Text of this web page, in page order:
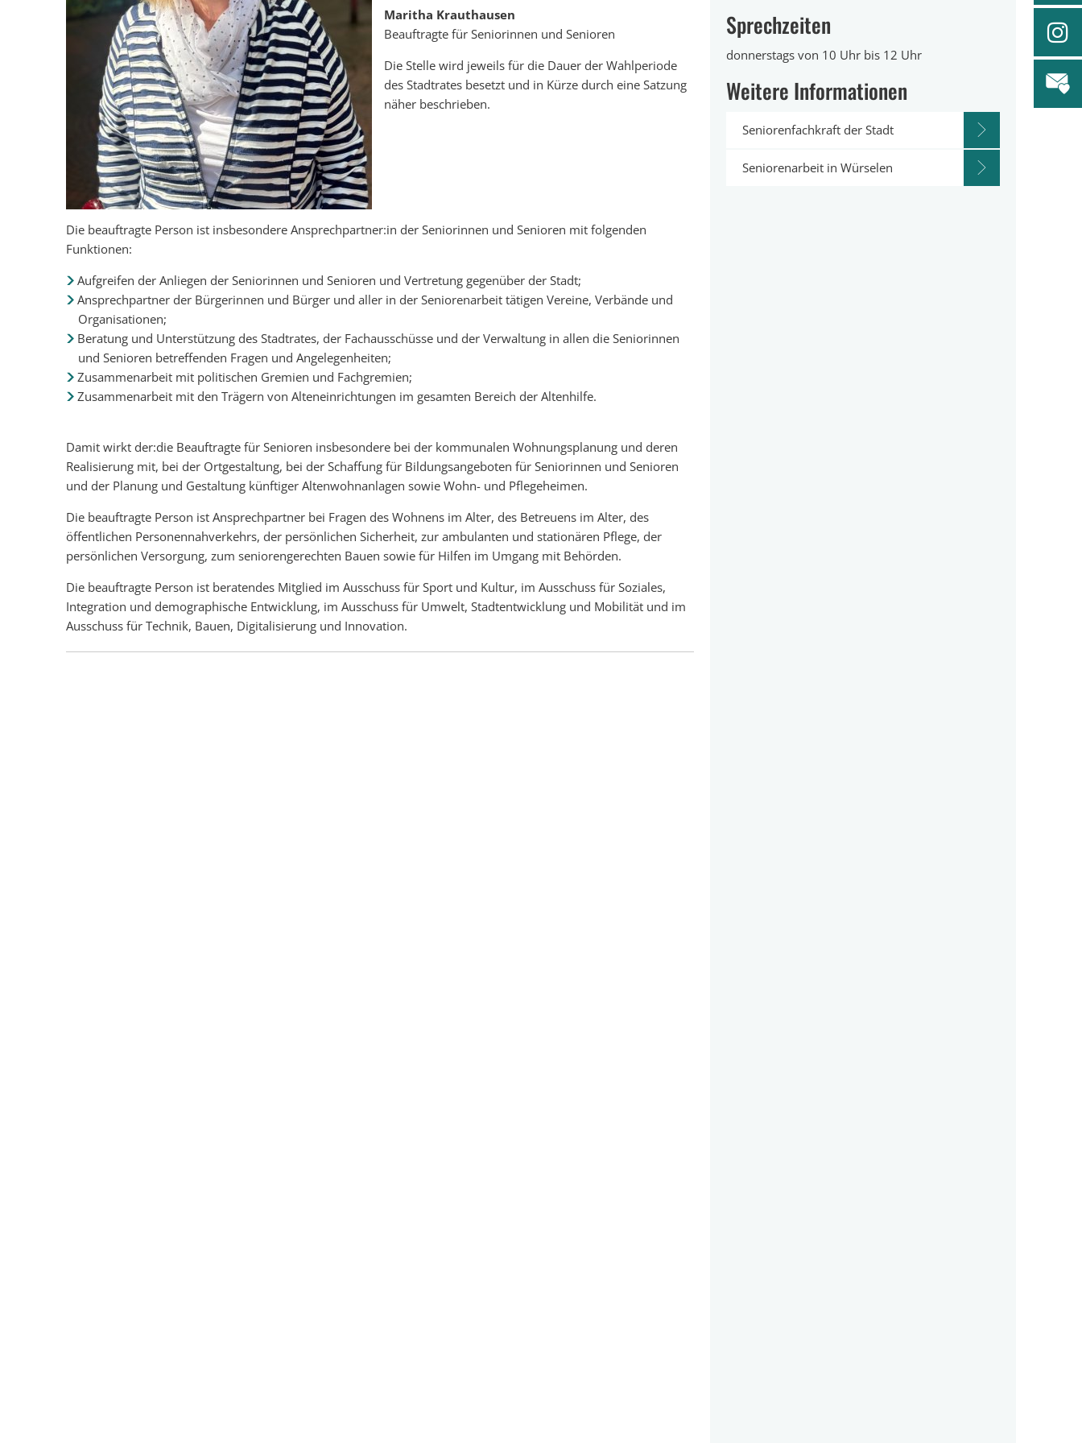
Maritha Krauthausen
Beauftragte für Seniorinnen und Senioren
Die Stelle wird jeweils für die Dauer der Wahlperiode
des Stadtrates besetzt und in Kürze durch eine Satzung
näher beschrieben.
Die beauftragte Person ist insbesondere Ansprechpartner:in der Seniorinnen und Senioren mit folgenden
Funktionen:
Aufgreifen der Anliegen der Seniorinnen und Senioren und Vertretung gegenüber der Stadt;
Ansprechpartner der Bürgerinnen und Bürger und aller in der Seniorenarbeit tätigen Vereine, Verbände und
Organisationen;
Beratung und Unterstützung des Stadtrates, der Fachausschüsse und der Verwaltung in allen die Seniorinnen
und Senioren betreffenden Fragen und Angelegenheiten;
Zusammenarbeit mit politischen Gremien und Fachgremien;
Zusammenarbeit mit den Trägern von Alteneinrichtungen im gesamten Bereich der Altenhilfe.
Damit wirkt der:die Beauftragte für Senioren insbesondere bei der kommunalen Wohnungsplanung und deren
Realisierung mit, bei der Ortgestaltung, bei der Schaffung für Bildungsangeboten für Seniorinnen und Senioren
und der Planung und Gestaltung künftiger Altenwohnanlagen sowie Wohn- und Pflegeheimen.
Die beauftragte Person ist Ansprechpartner bei Fragen des Wohnens im Alter, des Betreuens im Alter, des
öffentlichen Personennahverkehrs, der persönlichen Sicherheit, zur ambulanten und stationären Pflege, der
persönlichen Versorgung, zum seniorengerechten Bauen sowie für Hilfen im Umgang mit Behörden.
Die beauftragte Person ist beratendes Mitglied im Ausschuss für Sport und Kultur, im Ausschuss für Soziales,
Integration und demographische Entwicklung, im Ausschuss für Umwelt, Stadtentwicklung und Mobilität und im
Ausschuss für Technik, Bauen, Digitalisierung und Innovation.
Sprechzeiten
donnerstags von 10 Uhr bis 12 Uhr
Weitere Informationen
Seniorenfachkraft der Stadt
Seniorenarbeit in Würselen